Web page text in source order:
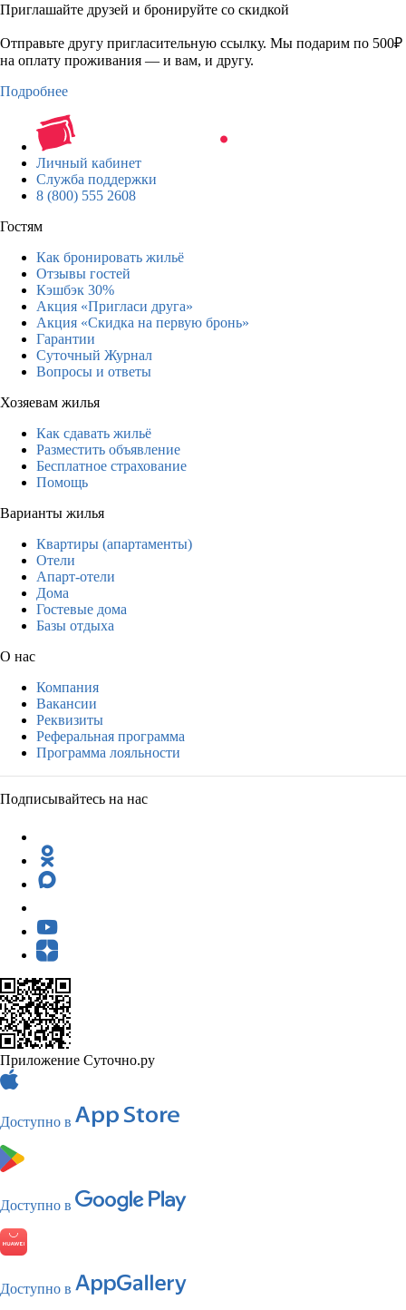
Приглашайте друзей и бронируйте со скидкой
Отправьте другу пригласительную ссылку. Мы подарим по 500₽
на оплату проживания — и вам, и другу.
Подробнее
Личный кабинет
Служба поддержки
8 (800) 555 2608
Гостям
Как бронировать жильё
Отзывы гостей
Кэшбэк 30%
Акция «Пригласи друга»
Акция «Скидка на первую бронь»
Гарантии
Суточный Журнал
Вопросы и ответы
Хозяевам жилья
Как сдавать жильё
Разместить объявление
Бесплатное страхование
Помощь
Варианты жилья
Квартиры (апартаменты)
Отели
Апарт-отели
Дома
Гостевые дома
Базы отдыха
О нас
Компания
Вакансии
Реквизиты
Реферальная программа
Программа лояльности
Подписывайтесь на нас
Приложение Суточно.ру
Доступно в
Доступно в
Доступно в